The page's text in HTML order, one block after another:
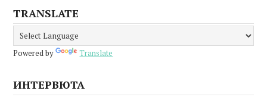
TRANSLATE
Powered by Translate
ИНТЕРВЮТА